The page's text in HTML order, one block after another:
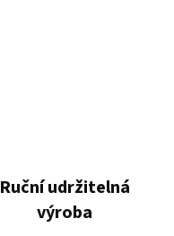
Ruční udržitelná
výroba